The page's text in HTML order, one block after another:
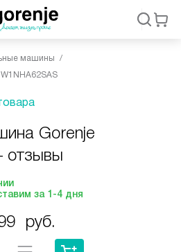
машины
Gorenje
отзывы
за 1-4 дня
руб.